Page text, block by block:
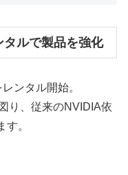
ルで製品を強化
ンタル開始。
り、従来のNVIDIA依
。